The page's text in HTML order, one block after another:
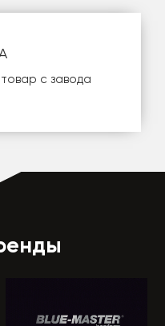
с завода